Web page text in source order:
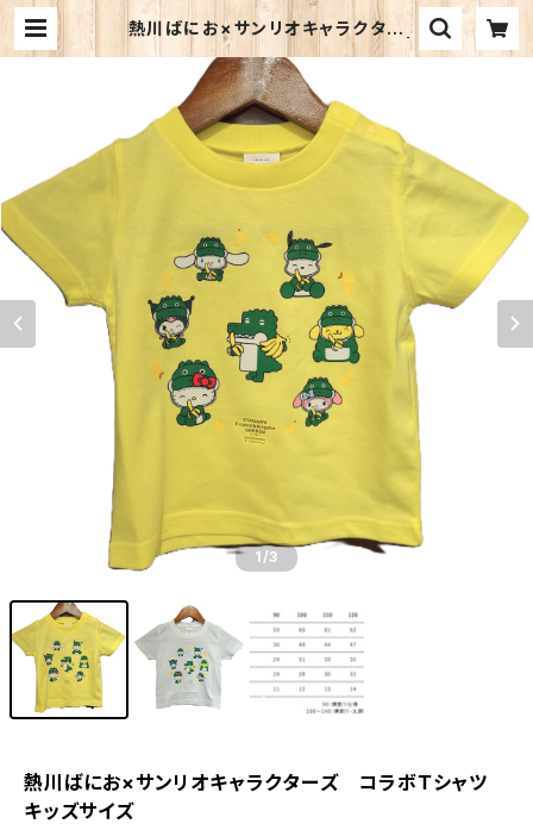
熱川ばにお×サンリオキャラクター
ズ コラボＴシャツ キッズサイズ |
熱川バナナワニ園 売店
1 /3
熱川ばにお×サンリオキャラクターズ コラボＴシャツ
キッズサイズ